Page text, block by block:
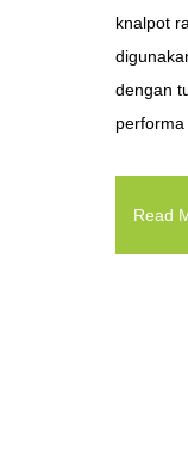
knalpot
dengan
performa
Read